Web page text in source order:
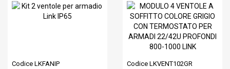
Codice LKFANIP
Codice LKVENT102GR